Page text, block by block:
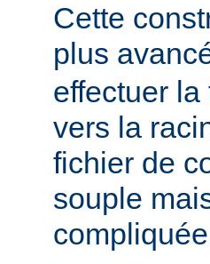
Cette
plus
effectuer
vers la
fichier de
souple